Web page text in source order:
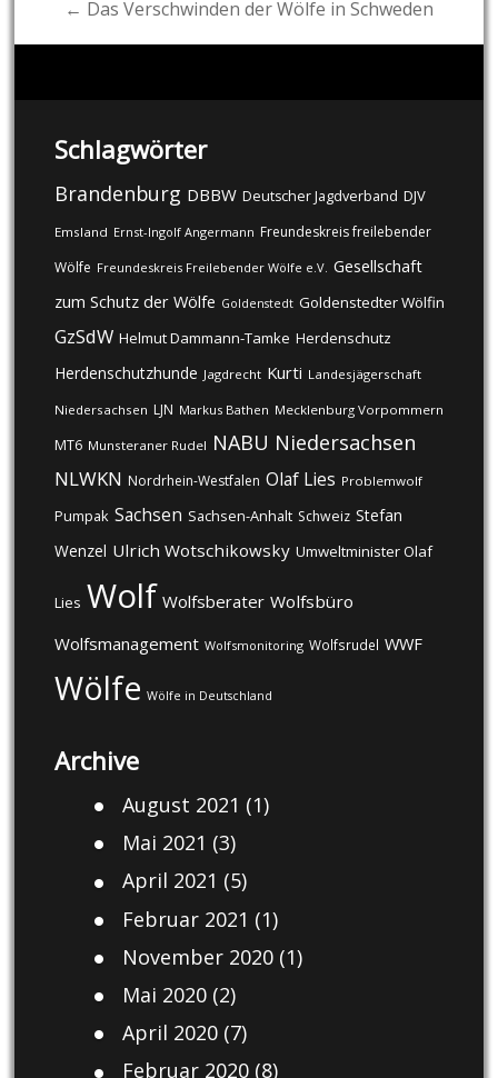
← Das Verschwinden der Wölfe in Schweden
Schlagwörter
Brandenburg DBBW Deutscher Jagdverband DJV
Emsland Ernst-Ingolf Angermann Freundeskreis freilebender
Wölfe Freundeskreis Freilebender Wölfe e.V. Gesellschaft
zum Schutz der Wölfe Goldenstedt Goldenstedter Wölfin
GzSdW Helmut Dammann-Tamke Herdenschutz
Herdenschutzhunde Jagdrecht Kurti Landesjägerschaft
Niedersachsen LJN Markus Bathen Mecklenburg Vorpommern
MT6 Munsteraner Rudel NABU Niedersachsen
NLWKN Nordrhein-Westfalen Olaf Lies Problemwolf
Pumpak Sachsen Sachsen-Anhalt Schweiz Stefan
Wenzel Ulrich Wotschikowsky Umweltminister Olaf
Lies Wolf Wolfsberater Wolfsbüro
Wolfsmanagement Wolfsmonitoring Wolfsrudel WWF
Wölfe Wölfe in Deutschland
Archive
August 2021 (1)
Mai 2021 (3)
April 2021 (5)
Februar 2021 (1)
November 2020(1)
Mai 2020(2)
April 2020(7)
Februar 2020(8)